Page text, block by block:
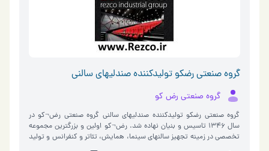
گروه صنعتی رضکو تولیدکننده صندلیهای سالنی
گروه صنعتی رض کو
گروه صنعتی رضکو تولیدکننده صندلیهای سالنی گروه صنعتی رض¬کو در
سال ۱۳۴۶ تاسیس و بنیان نهاده شد. رض¬کو اولین و بزرگترین مجموعه
تخصصی در زمینه تجهیز سالنهای سینما، همایش، تئاتر و کنفرانس و تولید